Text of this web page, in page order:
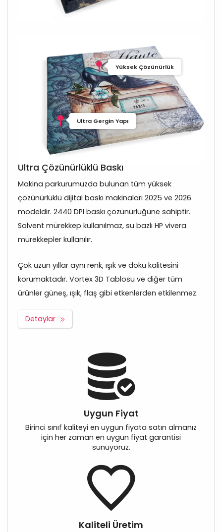
Yüksek Çözünürlük
Ultra Gergin Yapı
Ultra Çözünürlüklü Baskı
Makina parkurumuzda bulunan tüm yüksek
çözünürlüklü dijital baskı makinaları 2025 ve 2026
modeldir. 2440 DPI baskı çözünürlüğüne sahiptir.
Solvent mürekkep kullanılmaz, su bazlı HP vivera
mürekkepler kullanılır.
Çok uzun yıllar aynı renk, ışık ve doku kalitesini
korumaktadır. Vortex 3D Tablosu ve diğer tüm
ürünler güneş, ışık, flaş gibi etkenlerden etkilenmez.
Detaylar
Uygun Fiyat
Birinci sınıf kaliteyi en uygun fiyata satın almanız
için her zaman en uygun fiyat garantisi
sunuyoruz.
Kaliteli Üretim